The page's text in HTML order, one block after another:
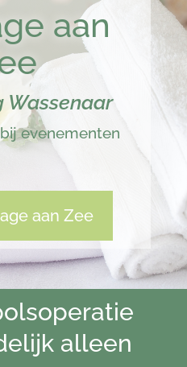
aan
Wassenaar
evenementen
aan Zee
alleen